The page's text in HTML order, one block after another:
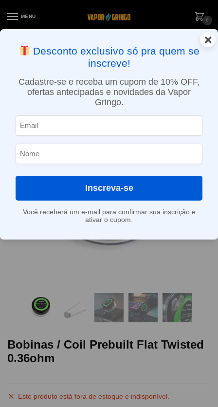
MENU
0
ENTREGA NO MESMO DIA EM SÃO PAULO (SEG A SEX): PEDIDOS
APROVADOS ATÉ 15:30 VIA MOTOBOY
Bobinas / Coil Prebuilt Flat Twisted
0.36ohm
Este produto está fora de estoque e indisponível.
×
Desconto exclusivo só pra quem se
inscreve!
Cadastre-se e receba um cupom de 10% OFF,
ofertas antecipadas e novidades da Vapor
Gringo.
Inscreva-se
Você receberá um e-mail para confirmar sua inscrição e
ativar o cupom.